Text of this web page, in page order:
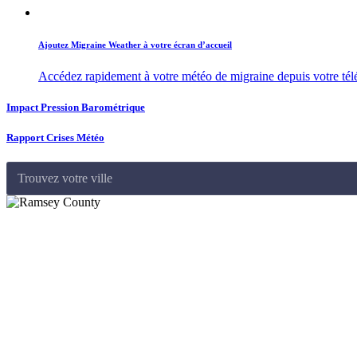
Ajoutez Migraine Weather à votre écran d’accueil
Accédez rapidement à votre météo de migraine depuis votre
Impact Pression Barométrique
Rapport Crises Météo
Trouvez votre ville